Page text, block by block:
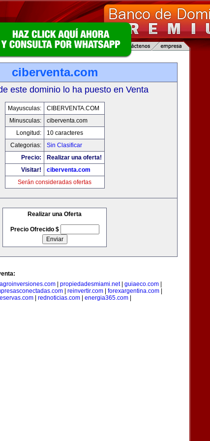
ciberventa.com
este dominio lo ha puesto en Venta
Mayusculas:
CIBERVENTA.COM
Minusculas:
ciberventa.com
Longitud:
10 caracteres
Categorias:
Sin Clasificar
Precio:
Realizar una oferta!
Visitar!
ciberventa.com
Serán consideradas ofertas
Realizar una Oferta
Precio Ofrecido $
agroinversiones.com propiedadesmiami.net| guiaeco.com
| reinvertir.com| forexargentina.com|
rednoticias.com energia365.com